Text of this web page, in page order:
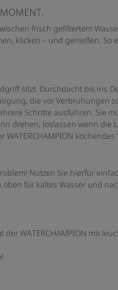
frisch gefiltertem
klicken – und genießen. So
sitzt. Durchdacht bis ins
die vor Verbrühungen
Schritte ausführen. Sie
drehen, loslassen wenn die
kochendes
Nutzen Sie hierfür
für kaltes Wasser und
WATERCHAMPION mit